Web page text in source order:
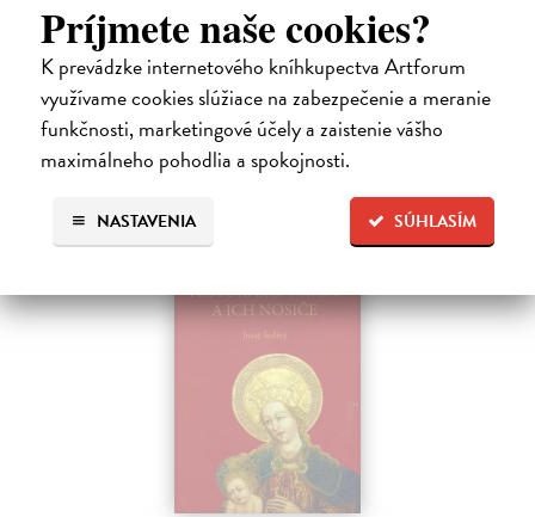
Príjmete naše cookies?
K prevádzke internetového kníhkupectva Artforum
využívame cookies slúžiace na zabezpečenie a meranie
funkčnosti, marketingové účely a zaistenie vášho
maximálneho pohodlia a spokojnosti.
SÚHLASÍM
NASTAVENIA
lexikónoch literatúry aj učebniciach, slovenské moderné umenie sa
bez nich nedá…
Na sklade
23,66 €
24,90 € ?